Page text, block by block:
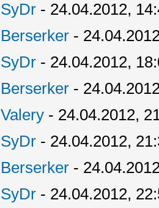
SyDr - 24.04.2012,
Berserker -
SyDr - 24.04.2012,
Berserker -
Valery - 24.04.2012,
SyDr - 24.04.2012,
Berserker -
SyDr - 24.04.2012,